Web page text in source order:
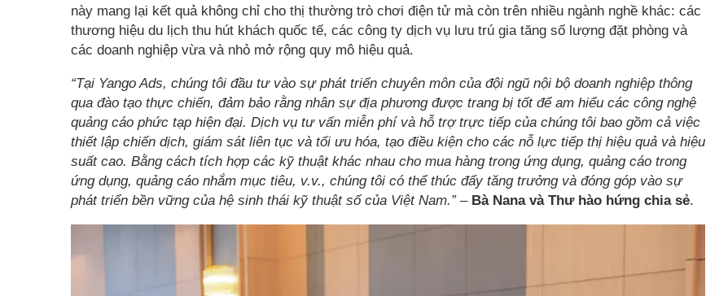
này mang lại kết quả không chỉ cho thị thường trò chơi điện tử mà còn trên nhiều ngành nghề khác: các
thương hiệu du lịch thu hút khách quốc tế, các công ty dịch vụ lưu trú gia tăng số lượng đặt phòng và
các doanh nghiệp vừa và nhỏ mở rộng quy mô hiệu quả.
“Tại Yango Ads, chúng tôi đầu tư vào sự phát triển chuyên môn của đội ngũ nội bộ doanh nghiệp thông
qua đào tạo thực chiến, đảm bảo rằng nhân sự địa phương được trang bị tốt để am hiểu các công nghệ
quảng cáo phức tạp hiện đại. Dịch vụ tư vấn miễn phí và hỗ trợ trực tiếp của chúng tôi bao gồm cả việc
thiết lập chiến dịch, giám sát liên tục và tối ưu hóa, tạo điều kiện cho các nỗ lực tiếp thị hiệu quả và hiệu
suất cao. Bằng cách tích hợp các kỹ thuật khác nhau cho mua hàng trong ứng dụng, quảng cáo trong
ứng dụng, quảng cáo nhắm mục tiêu, v.v., chúng tôi có thể thúc đẩy tăng trưởng và đóng góp vào sự
phát triển bền vững của hệ sinh thái kỹ thuật số của Việt Nam.”– Bà Nana và Thư hào hứng chia sẻ.